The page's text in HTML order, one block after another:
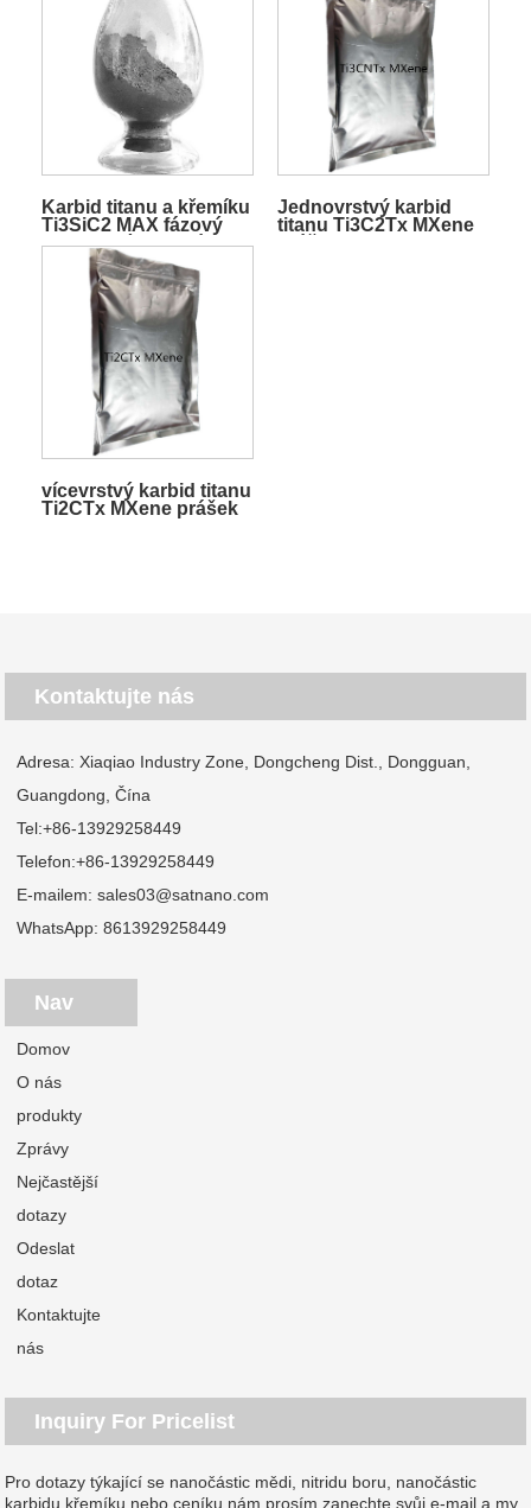
Karbid titanu a křemíku
Ti3SiC2 MAX fázový
keramický materiál
Jednovrstvý karbid
titanu Ti3C2Tx MXene
vícevrstvý karbid titanu
Ti2CTx MXene prášek
Kontaktujte nás
Adresa: Xiaqiao Industry Zone, Dongcheng Dist., Dongguan,
Guangdong, Čína
Tel:+86-13929258449
Telefon:+86-13929258449
E-mailem:sales03@satnano.com
WhatsApp:8613929258449
Nav
Domov
O nás
produkty
Zprávy
Nejčastější
dotazy
Odeslat
dotaz
Kontaktujte
nás
Inquiry For Pricelist
Pro dotazy týkající se nanočástic mědi, nitridu boru, nanočástic
karbidu křemíku nebo ceníku nám prosím zanechte svůj e-mail a my